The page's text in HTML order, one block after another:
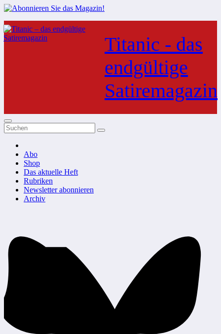
Zum
Inhalt
springen
Titanic - das
endgültige
Satiremagazin
Abo
Shop
Das aktuelle Heft
Rubriken
Newsletter abonnieren
Archiv